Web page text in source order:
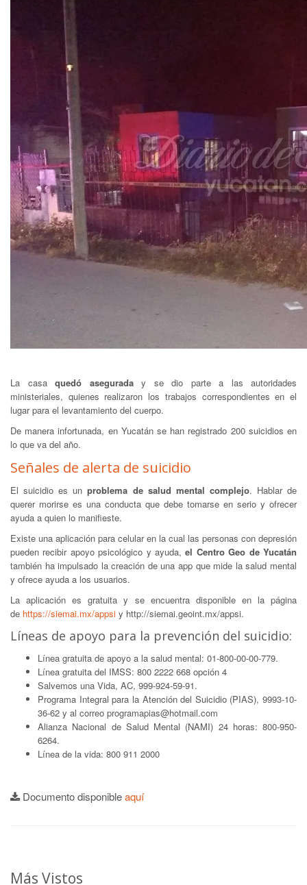
La casa quedó aseguraday se dio parte a las autoridades
ministeriales, quienes realizaron los trabajos correspondientes en el
lugar para el levantamiento del cuerpo.
De manera infortunada, en Yucatán se han registrado 200 suicidios en
lo que va del año.
Señales de alerta de suicidio
El suicidio es unproblema de salud mental complejo. Hablar de
querer morirse es una conducta que debe tomarse en serio y ofrecer
ayuda a quien lo manifieste.
Existe una aplicación para celular en la cual las personas con depresión
pueden recibir apoyo psicológico y ayuda,el Centro Geo de Yucatán
también ha impulsado la creación de una app que mide la salud mental
y ofrece ayuda a los usuarios.
La aplicación es gratuita y se encuentra disponible en la página
de https://siemai.mx/appsi y http://siemai.geoint.mx/appsi.
Líneas de apoyo para la prevención del suicidio:
Línea gratuita de apoyo a la salud mental: 01-800-00-00-779.
Línea gratuita del IMSS: 800 2222 668 opción 4
Salvemos una Vida, AC, 999-924-59-91.
Programa Integral para la Atención del Suicidio (PIAS), 9993-10-
36-62 y al correo programapias@hotmail.com
Alianza Nacional de Salud Mental (NAMI) 24 horas: 800-950-
6264.
Línea de la vida: 800 911 2000
Documento disponibleaquí
Más Vistos